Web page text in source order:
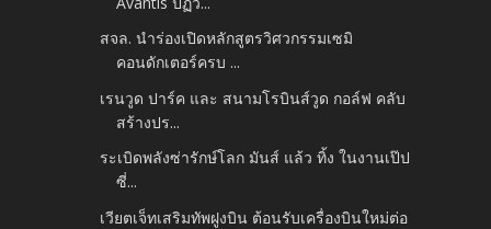
สจล. นำร่องเปิดหลักสูตรวิศวกรรมเซมิ
คอนดักเตอร์ครบ ...
เรนวูด ปาร์ค และ สนามโรบินส์วูด กอล์ฟ คลับ
สร้างปร...
ระเบิดพลังซ่ารักษ์โลก มันส์ แล้ว ทิ้ง ในงานเป๊ป
ซี่...
เวียตเจ็ทเสริมทัพฝูงบิน ต้อนรับเครื่องบินใหม่ต่อ